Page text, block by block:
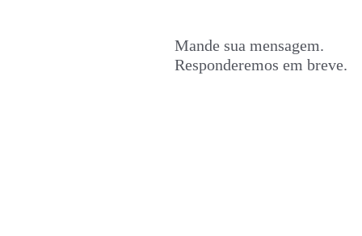
Mande sua mensagem.
Responderemos em breve.